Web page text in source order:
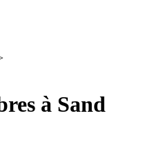
à Sand